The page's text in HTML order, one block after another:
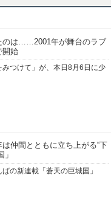
のは……2001年が舞台のラブ
開始
つけて」が、本日8月6日に少
仲間とともに立ち上がる“下
の新連載「蒼天の巨城国」